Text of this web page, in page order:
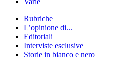
Varie
Rubriche
L’opinione di...
Editoriali
Interviste esclusive
Storie in bianco e nero